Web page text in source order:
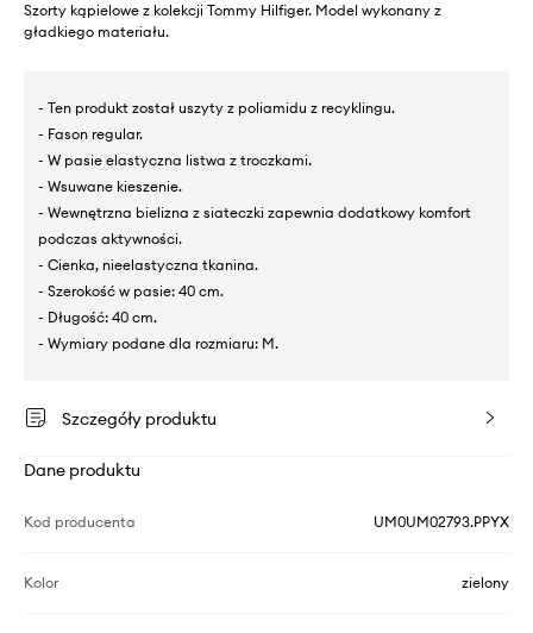
Szorty kąpielowe z kolekcji Tommy Hilfiger. Model wykonany z
gładkiego materiału.
- Ten produkt został uszyty z poliamidu z recyklingu.
- Fason regular.
- W pasie elastyczna listwa z troczkami.
- Wsuwane kieszenie.
- Wewnętrzna bielizna z siateczki zapewnia dodatkowy komfort
podczas aktywności.
- Cienka, nieelastyczna tkanina.
- Szerokość w pasie: 40 cm.
- Długość: 40 cm.
- Wymiary podane dla rozmiaru: M.
Szczegóły produktu
Dane produktu
Kod producenta UM0UM02793.PPYX
Kolor zielony